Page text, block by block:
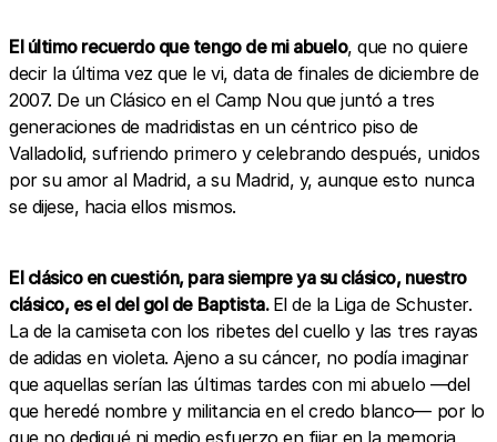
El último recuerdo que tengo de mi abuelo, que no quiere
decir la última vez que le vi, data de finales de diciembre de
2007. De un Clásico en el Camp Nou que juntó a tres
generaciones de madridistas en un céntrico piso de
Valladolid, sufriendo primero y celebrando después, unidos
por su amor al Madrid, a su Madrid, y, aunque esto nunca
se dijese, hacia ellos mismos.
El clásico en cuestión, para siempre ya su clásico, nuestro
clásico, es el del gol de Baptista. El de la Liga de Schuster.
La de la camiseta con los ribetes del cuello y las tres rayas
de adidas en violeta. Ajeno a su cáncer, no podía imaginar
que aquellas serían las últimas tardes con mi abuelo —del
que heredé nombre y militancia en el credo blanco— por lo
que no dediqué ni medio esfuerzo en fijar en la memoria